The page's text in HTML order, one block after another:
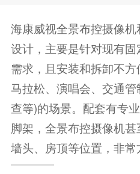
海康威视全景布控摄像
设计，主要是针对现有
需求，且安装和拆卸不
马拉松、演唱会、交通
查等)的场景。配套有专
脚架，全景布控摄像机甚
墙头、房顶等位置，非常